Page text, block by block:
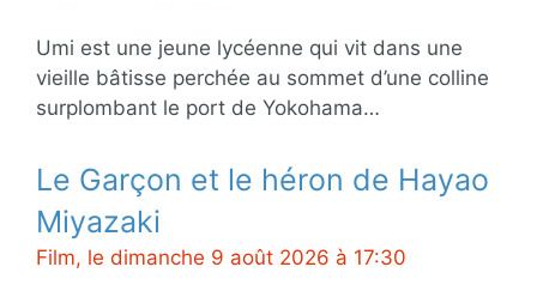
Umi est une jeune lycéenne qui vit dans une
vieille bâtisse perchée au sommet d’une colline
surplombant le port de Yokohama…
Le Garçon et le héron de Hayao
Miyazaki
Film, le dimanche 9 août 2026 à 17:30